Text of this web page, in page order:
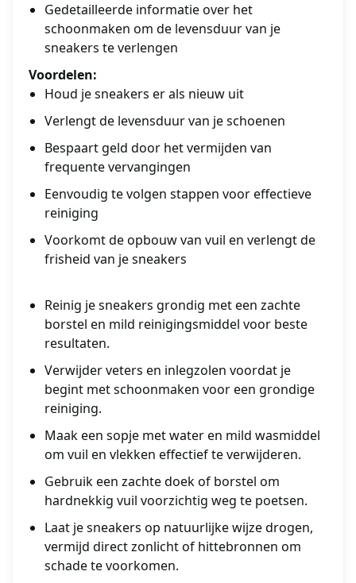
Gedetailleerde informatie over het
schoonmaken om de levensduur van je
sneakers te verlengen
Voordelen:
Houd je sneakers er als nieuw uit
Verlengt de levensduur van je schoenen
Bespaart geld door het vermijden van
frequente vervangingen
Eenvoudig te volgen stappen voor effectieve
reiniging
Voorkomt de opbouw van vuil en verlengt de
frisheid van je sneakers
Reinig je sneakers grondig met een zachte
borstel en mild reinigingsmiddel voor beste
resultaten.
Verwijder veters en inlegzolen voordat je
begint met schoonmaken voor een grondige
reiniging.
Maak een sopje met water en mild wasmiddel
om vuil en vlekken effectief te verwijderen.
Gebruik een zachte doek of borstel om
hardnekkig vuil voorzichtig weg te poetsen.
Laat je sneakers op natuurlijke wijze drogen,
vermijd direct zonlicht of hittebronnen om
schade te voorkomen.